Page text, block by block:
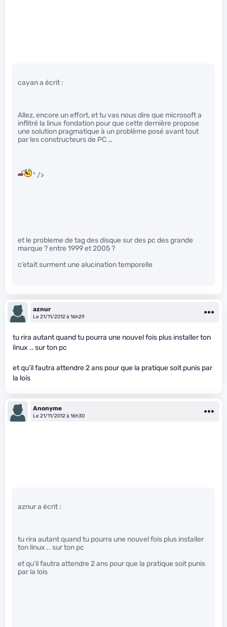
cayan a écrit :
Allez, encore un effort, et tu vas nous dire que microsoft a
inflitré la linux fondation pour que cette dernière propose
une solution pragmatique à un problème posé avant tout
par les constructeurs de PC …
" />
et le probleme de tag des disque sur des pc des grande
marque ? entre 1999 et 2005 ?
c’etait surment une alucination temporelle
aznur
Le 21/11/2012 à 16h29
tu rira autant quand tu pourra une nouvel fois plus installer ton
linux .. sur ton pc
et qu’il fautra attendre 2 ans pour que la pratique soit punis par
la lois
Anonyme
Le 21/11/2012 à 16h30
aznur a écrit :
tu rira autant quand tu pourra une nouvel fois plus installer
ton linux .. sur ton pc
et qu’il fautra attendre 2 ans pour que la pratique soit punis
par la lois